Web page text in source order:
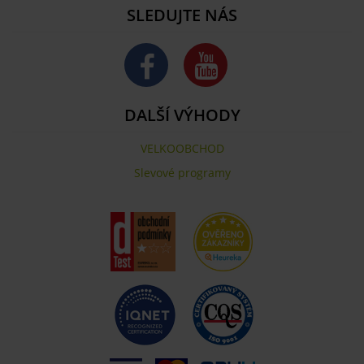
SLEDUJTE NÁS
DALŠÍ VÝHODY
VELKOOBCHOD
Slevové programy